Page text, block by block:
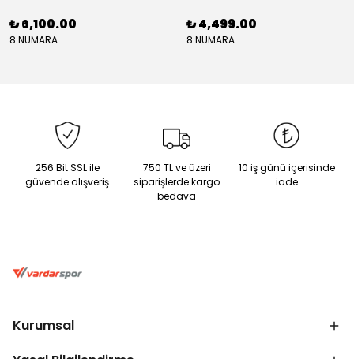
₺ 6,100.00
8 NUMARA
₺ 4,499.00
8 NUMARA
256 Bit SSL ile
güvende alışveriş
750 TL ve üzeri
siparişlerde kargo
bedava
10 iş günü içerisinde
iade
Kurumsal